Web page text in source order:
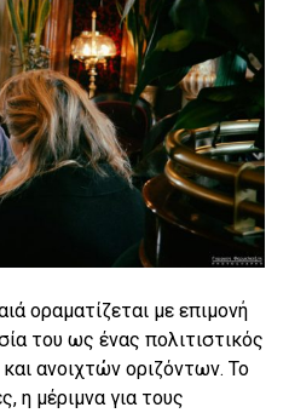
οραματίζεται με επιμονή
του ως ένας πολιτιστικός
ανοιχτών οριζόντων. Το
η μέριμνα για τους